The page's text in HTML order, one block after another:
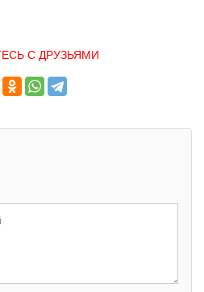
С ДРУЗЬЯМИ